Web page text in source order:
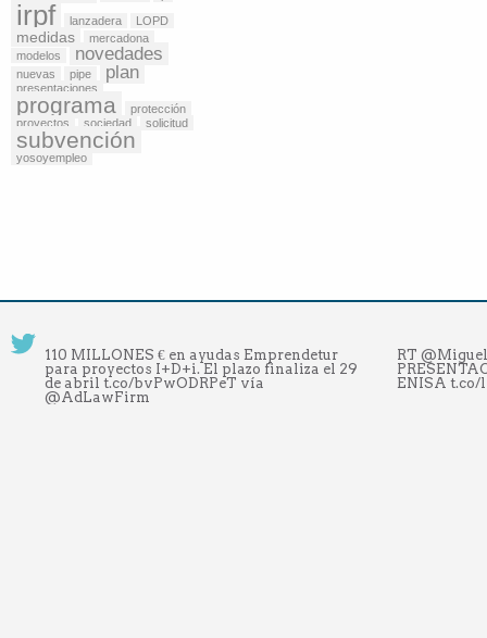
irpf lanzadera LOPD
medidas
mercadona
modelos
novedades
nuevas pipe plan
presentaciones
programa
protección
proyectos
sociedad solicitud
subvención
yosoyempleo
110 MILLONES € en ayudas Emprendetur
para proyectos I+D+i. El plazo finaliza el 29
de abril t.co/bvPwODRPeT vía
@AdLawFirm
RT
ENISA